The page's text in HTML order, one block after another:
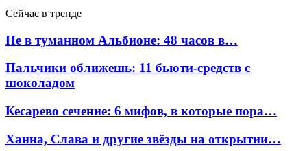
Сейчас в тренде
Не в туманном Альбионе: 48 часов в…
Пальчики оближешь: 11 бьюти-средств с
шоколадом
Кесарево сечение: 6 мифов, в которые пора…
Ханна, Слава и другие звёзды на открытии…